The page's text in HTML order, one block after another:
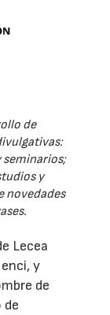
de
seminarios;
y
novedades
Lecea
y
de
de